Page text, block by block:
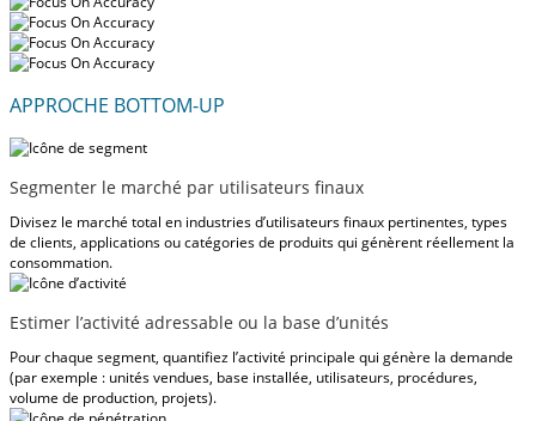
APPROCHE BOTTOM-UP
Segmenter le marché par utilisateurs finaux
Divisez le marché total en industries d’utilisateurs finaux pertinentes, types
de clients, applications ou catégories de produits qui génèrent réellement la
consommation.
Estimer l’activité adressable ou la base d’unités
Pour chaque segment, quantifiez l’activité principale qui génère la demande
(par exemple : unités vendues, base installée, utilisateurs, procédures,
volume de production, projets).